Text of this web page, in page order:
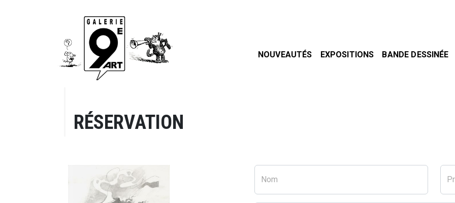
NOUVEAUTÉS EXPOSITIONS BANDE DESSINÉE
RÉSERVATION
Nom